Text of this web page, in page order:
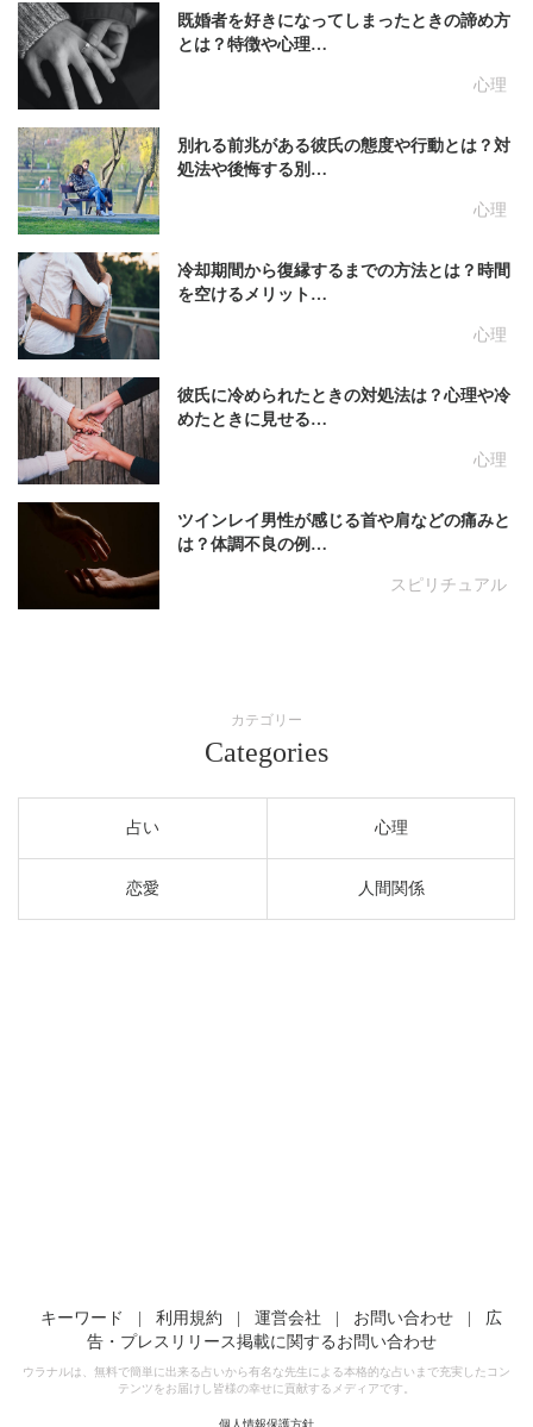
心理
既婚者を好きになってしまったときの諦め方
とは？特徴や心理…
心理
別れる前兆がある彼氏の態度や行動とは？対
処法や後悔する別…
心理
冷却期間から復縁するまでの方法とは？時間
を空けるメリット…
心理
彼氏に冷められたときの対処法は？心理や冷
めたときに見せる…
スピリチュアル
ツインレイ男性が感じる首や肩などの痛みと
は？体調不良の例…
カテゴリー
Categories
占い 心理
恋愛 人間関係
キーワード 利用規約 運営会社 お問い合わせ
広
告・プレスリリース掲載に関するお問い合わせ
ウラナルは、無料で簡単に出来る占いから有名な先生による本格的な占いまで充実したコン
テンツをお届けし皆様の幸せに貢献するメディアです。
個人情報保護方針